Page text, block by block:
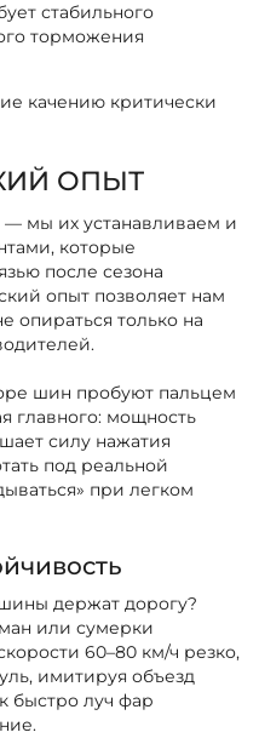
стабильного
торможения
качению критически
ОПЫТ
мы их устанавливаем и
которые
после сезона
опыт позволяет нам
опираться только на
шин пробуют пальцем
главного: мощность
силу нажатия
под реальной
при легком
держат дорогу?
или сумерки
60–80 км/ч резко,
имитируя объезд
быстро луч фар